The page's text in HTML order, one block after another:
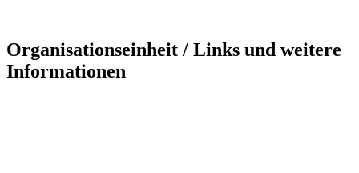
Organisationseinheit / Links und weitere
Informationen